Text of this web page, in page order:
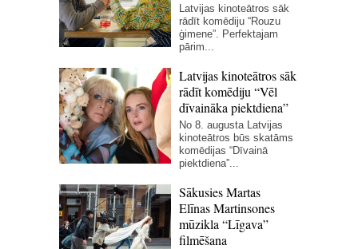
Latvijas kinoteātros sāk
rādīt komēdiju “Rouzu
ģimene”. Perfektajam
pārim...
Latvijas kinoteātros sāk
rādīt komēdiju “Vēl
dīvaināka piektdiena”
No 8. augusta Latvijas
kinoteātros būs skatāms
komēdijas “Dīvainā
piektdiena”...
Sākusies Martas
Elīnas Martinsones
mūzikla “Līgava”
filmēšana